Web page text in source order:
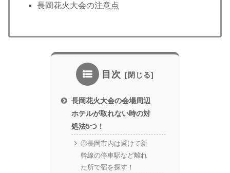
長岡花火大会の注意点
目次
長岡花火大会の会場周辺
ホテルが取れない時の対
処法5つ！
①長岡市内は避けて新
幹線の停車駅など離れ
た所で宿を探す！